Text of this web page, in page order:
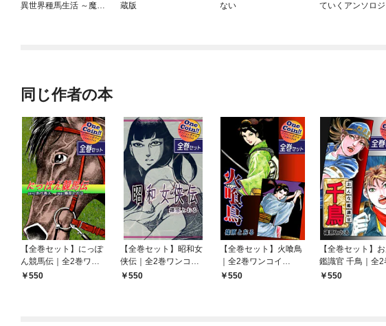
異世界種馬生活 ～魔法
蔵版
ない
ていくアンソロ
同じ作者の本
【全巻セット】にっぽ
ん競馬伝｜全2巻ワン
コイン！！
550
【全巻セット】昭和女
侠伝｜全2巻ワンコイ
ン！！
550
【全巻セット】火喰鳥
｜全2巻ワンコイ
ン！！
550
【全巻セット】
鑑識官 千鳥｜全2
ンコイン！！
550